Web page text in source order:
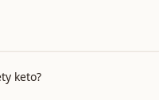
keto?